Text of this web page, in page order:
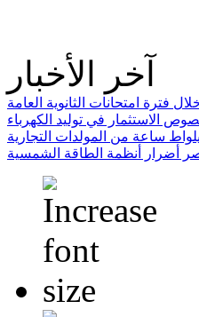
آخر الأخبار
فترة امتحانات الثانوية العامة
الاستثمار في توليد الكهرباء
ساعة من المولدات التجارية
أضرار أنظمة الطاقة الشمسية